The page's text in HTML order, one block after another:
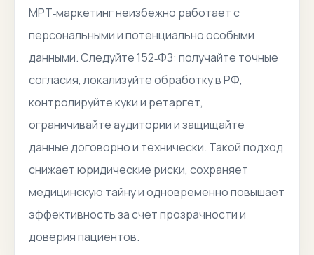
МРТ‑маркетинг неизбежно работает с
персональными и потенциально особыми
данными. Следуйте 152‑ФЗ: получайте точные
согласия, локализуйте обработку в РФ,
контролируйте куки и ретаргет,
ограничивайте аудитории и защищайте
данные договорно и технически. Такой подход
снижает юридические риски, сохраняет
медицинскую тайну и одновременно повышает
эффективность за счет прозрачности и
доверия пациентов.